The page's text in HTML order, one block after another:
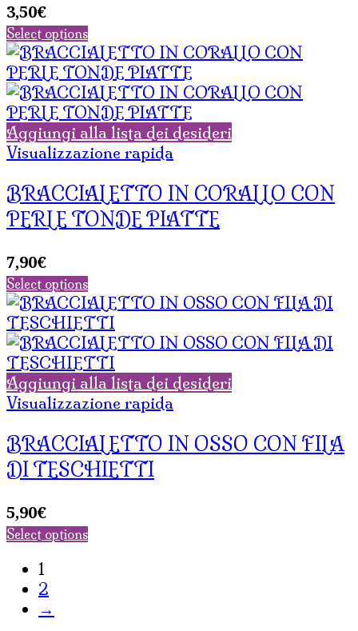
3,50€
Select options
Aggiungi alla lista dei desideri
Visualizzazione rapida
BRACCIALETTO IN CORALLO CON
PERLE TONDE PIATTE
7,90€
Select options
Aggiungi alla lista dei desideri
Visualizzazione rapida
BRACCIALETTO IN OSSO CON FILA
DI TESCHIETTI
5,90€
Select options
1
2
→